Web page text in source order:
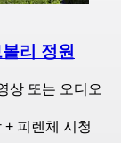
리 정원
상 또는 오디오
+ 피렌체 시청